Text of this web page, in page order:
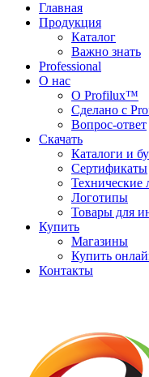
Главная
Продукция
Каталог
Важно знать
Professional
О нас
О Profilux™
Сделано с
Вопрос-ответ
Скачать
Каталоги и
Сертификаты
Технические
Логотипы
Товары для
Купить
Магазины
Купить
Контакты